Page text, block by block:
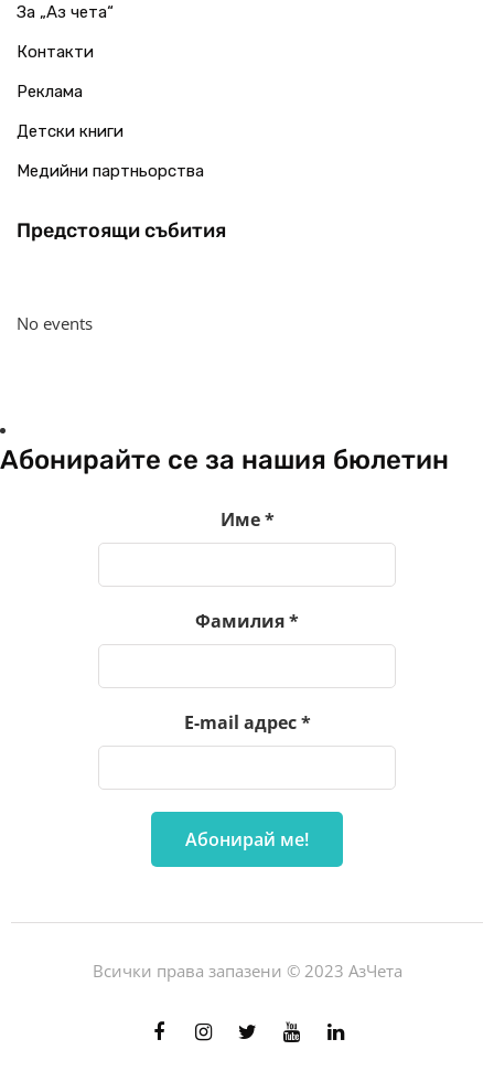
За „Аз чета“
Контакти
Реклама
Детски книги
Медийни партньорства
Предстоящи събития
No events
Абонирайте се за нашия бюлетин
Име*
Фамилия*
E-mail адрес*
Всички права запазени © 2023 АзЧета